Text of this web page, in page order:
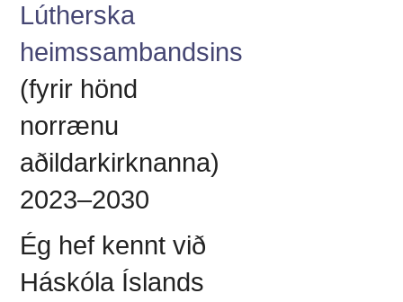
Lútherska
heimssambandsins
(fyrir hönd
norrænu
aðildarkirknanna)
2023–2030
Ég hef kennt við
Háskóla Íslands